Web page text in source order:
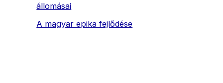
állomásai
A magyar epika fejlődése